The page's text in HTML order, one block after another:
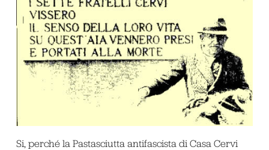
Si, perché la Pastasciutta antifascista di Casa Cervi